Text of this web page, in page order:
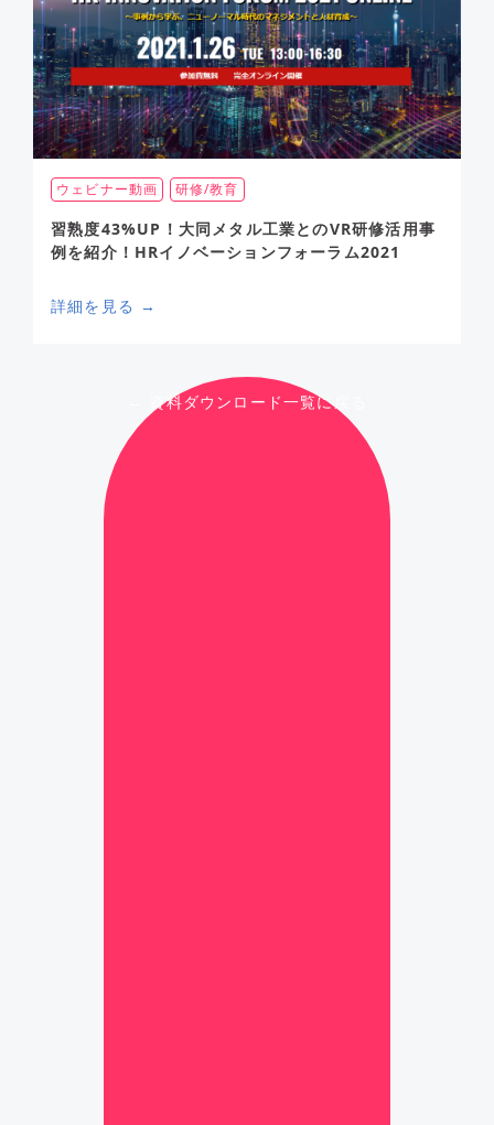
ウェビナー動画 研修/教育
習熟度43%UP！大同メタル工業とのVR研修活用事
例を紹介！HRイノベーションフォーラム2021
詳細を見る →
← 資料ダウンロード一覧に戻る